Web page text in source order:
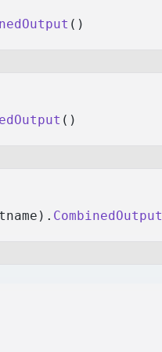
()
()
CombinedOutput